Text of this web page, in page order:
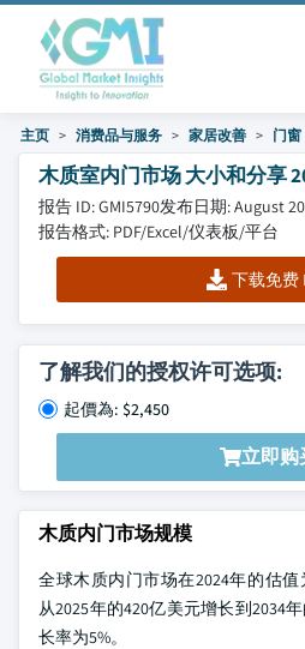
主页 消费品与服务 家居改善 门窗
木质室内门市场 大小和分享
报告 ID: GMI5790发布日期: August
报告格式: PDF/Excel/仪表板/平台
下载免费
了解我们的授权许可选项:
起價為: $2,450
立即购
木质内门市场规模
全球木质内门市场在2024年的估
从2025年的420亿美元增长到2034
长率为5%。